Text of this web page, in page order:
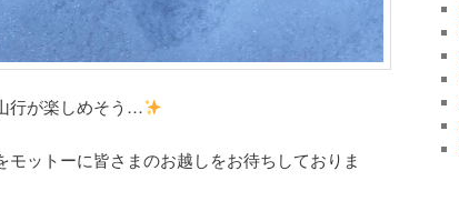
行が楽しめそう…
ットーに皆さまのお越しをお待ちしておりま